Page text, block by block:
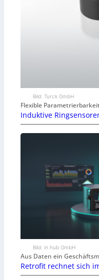
Bild: Turck GmbH
Flexible
Induktive
Bild: in.hub GmbH
Aus Daten ein
Retrofit rechnet sich